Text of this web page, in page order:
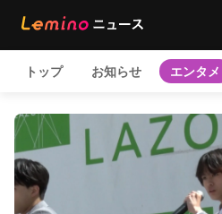
トップ お知らせ エンタメ